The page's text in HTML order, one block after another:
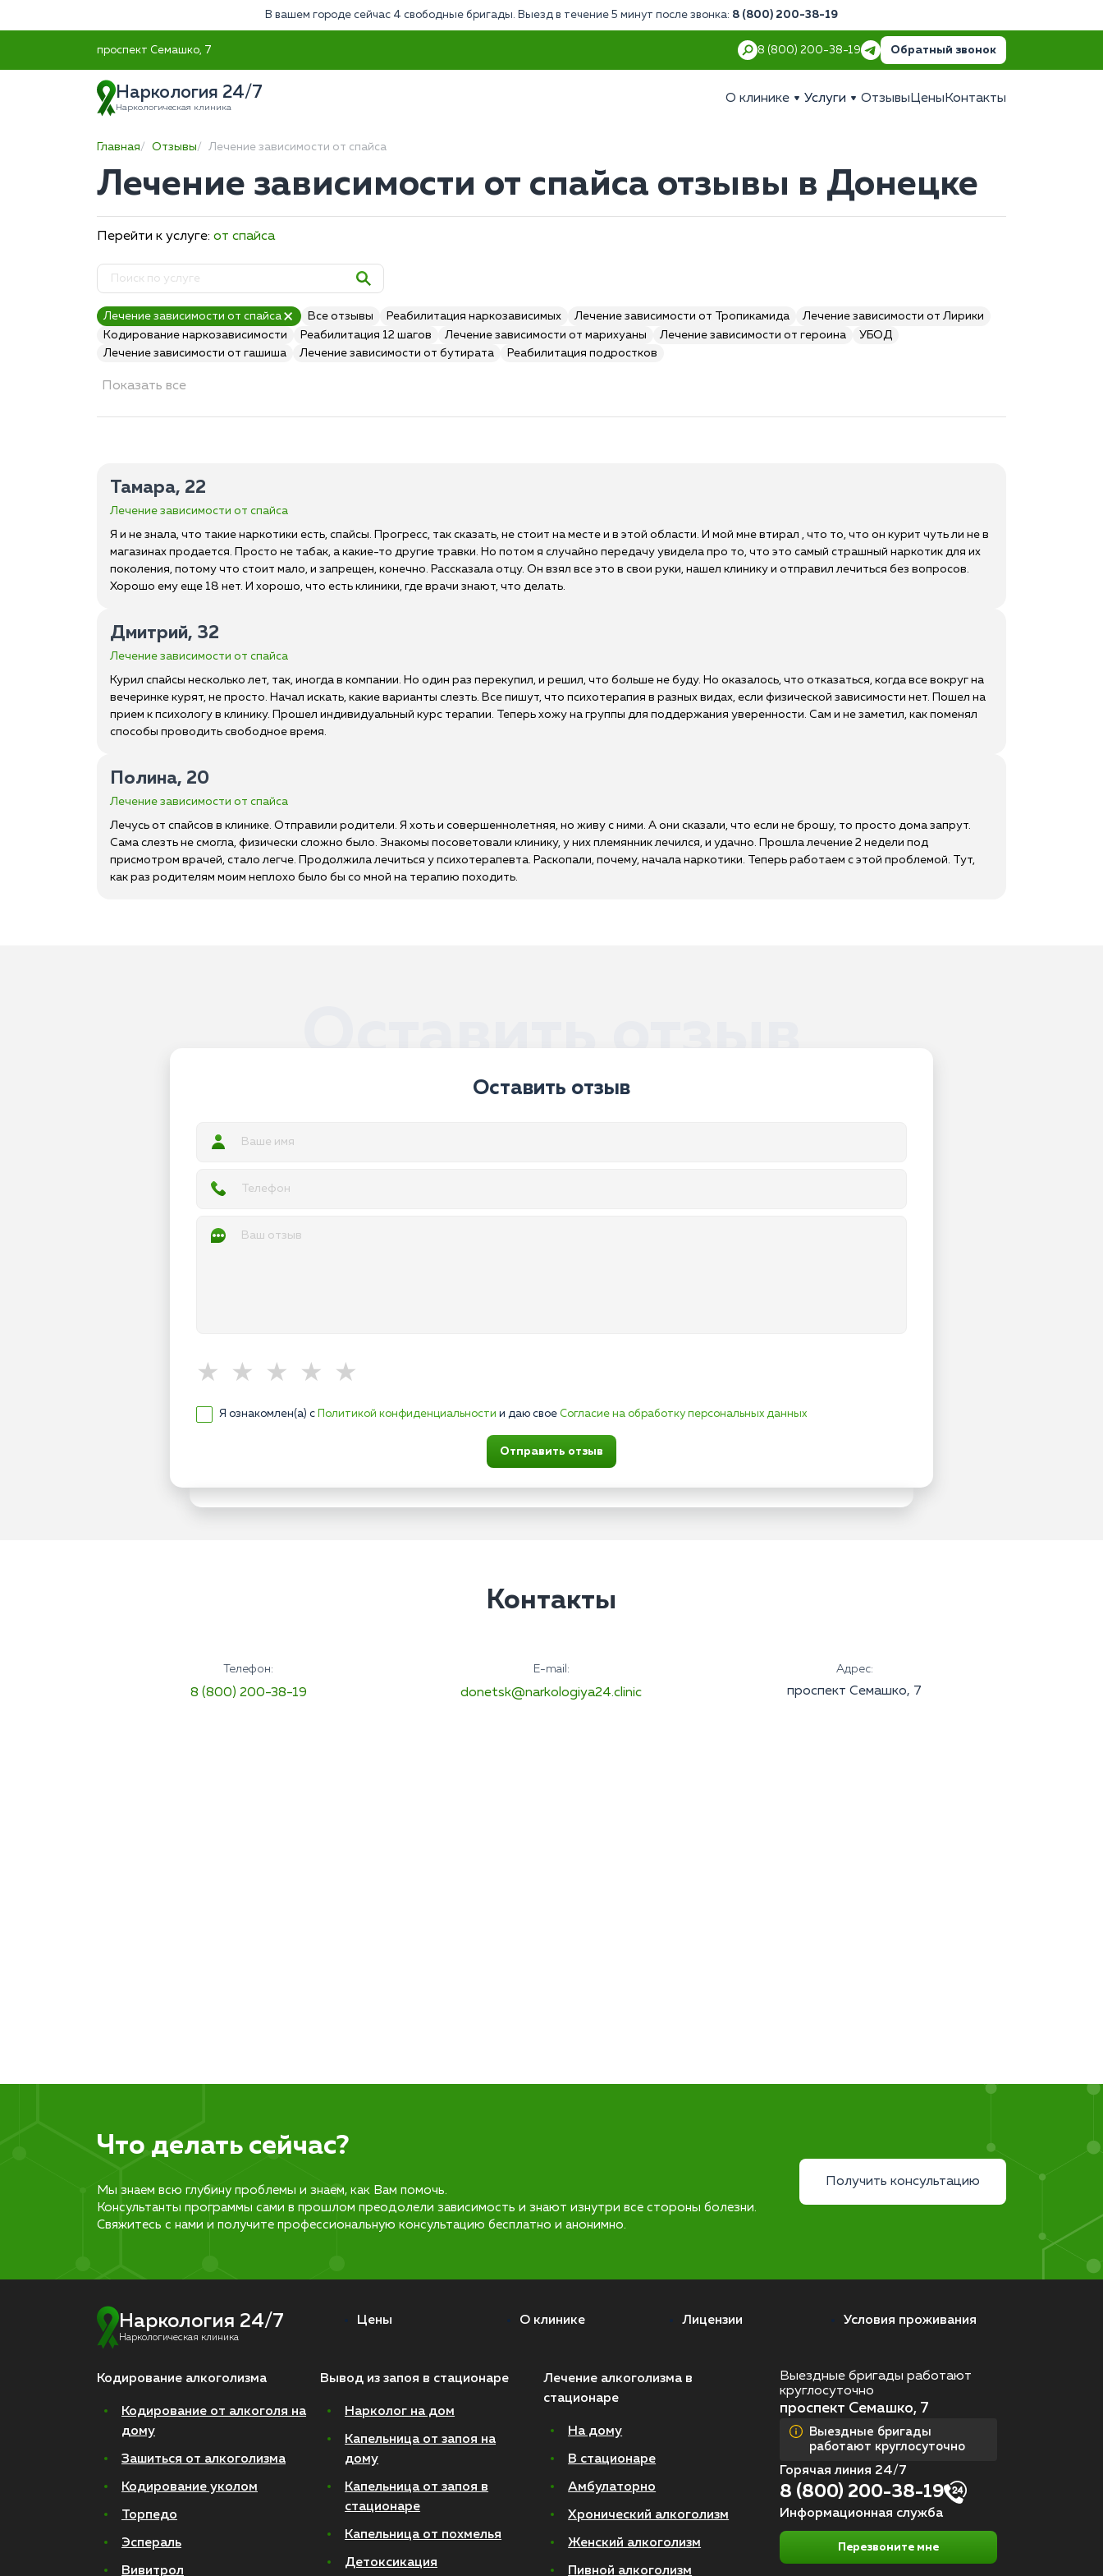
В вашем городе сейчас 4 свободные бригады. Выезд в течение 5 минут после звонка: 8 (800) 200-38-19
проспект Семашко, 7 8 (800) 200-38-19 Обратный звонок
Наркология 24/7
Наркологическая клиника
О клинике Услуги Отзывы Цены Контакты
Главная Отзывы Лечение зависимости от спайса
Лечение зависимости от спайса отзывы в Донецке
Перейти к услуге: от спайса
Лечение зависимости от спайса Все отзывы Реабилитация наркозависимых Лечение зависимости от Тропикамида
Лечение зависимости от Лирики
Кодирование наркозависимости
Реабилитация 12 шагов Лечение зависимости от марихуаны Лечение зависимости от героина
УБОД
Лечение зависимости от гашиша
Лечение зависимости от бутирата Реабилитация подростков
Показать все
Тамара, 22
Лечение зависимости от спайса
Я и не знала, что такие наркотики есть, спайсы. Прогресс, так сказать, не стоит на месте и в этой области. И мой мне втирал , что то, что он курит чуть ли не в
магазинах продается. Просто не табак, а какие-то другие травки. Но потом я случайно передачу увидела про то, что это самый страшный наркотик для их
поколения, потому что стоит мало, и запрещен, конечно. Рассказала отцу. Он взял все это в свои руки, нашел клинику и отправил лечиться без вопросов.
Хорошо ему еще 18 нет. И хорошо, что есть клиники, где врачи знают, что делать.
Дмитрий, 32
Лечение зависимости от спайса
Курил спайсы несколько лет, так, иногда в компании. Но один раз перекупил, и решил, что больше не буду. Но оказалось, что отказаться, когда все вокруг на
вечеринке курят, не просто. Начал искать, какие варианты слезть. Все пишут, что психотерапия в разных видах, если физической зависимости нет. Пошел на
прием к психологу в клинику. Прошел индивидуальный курс терапии. Теперь хожу на группы для поддержания уверенности. Сам и не заметил, как поменял
способы проводить свободное время.
Полина, 20
Лечение зависимости от спайса
Лечусь от спайсов в клинике. Отправили родители. Я хоть и совершеннолетняя, но живу с ними. А они сказали, что если не брошу, то просто дома запрут.
Сама слезть не смогла, физически сложно было. Знакомы посоветовали клинику, у них племянник лечился, и удачно. Прошла лечение 2 недели под
присмотром врачей, стало легче. Продолжила лечиться у психотерапевта. Раскопали, почему, начала наркотики. Теперь работаем с этой проблемой. Тут,
как раз родителям моим неплохо было бы со мной на терапию походить.
Оставить отзыв
Оставить отзыв
Я ознакомлен(а) с Политикой конфиденциальности и даю свое Согласие на обработку персональных данных
Отправить отзыв
Контакты
Телефон:
8 (800) 200-38-19
E-mail:
donetsk@narkologiya24.clinic
Адрес:
проспект Семашко, 7
Что делать сейчас?
Мы знаем всю глубину проблемы и знаем, как Вам помочь.
Консультанты программы сами в прошлом преодолели зависимость и знают изнутри все стороны болезни.
Свяжитесь с нами и получите профессиональную консультацию бесплатно и анонимно.
Получить консультацию
Наркология 24/7
Наркологическая клиника
Цены О клинике Лицензии Условия проживания
Кодирование алкоголизма
Кодирование от алкоголя на
дому
Зашиться от алкоголизма
Кодирование уколом
Торпедо
Эспераль
Вивитрол
Вывод из запоя в стационаре
Нарколог на дом
Капельница от запоя на
дому
Капельница от запоя в
стационаре
Капельница от похмелья
Детоксикация
Лечение алкоголизма в
стационаре
На дому
В стационаре
Амбулаторно
Хронический алкоголизм
Женский алкоголизм
Пивной алкоголизм
Выездные бригады работают
круглосуточно
проспект Семашко, 7
Выездные бригады
работают круглосуточно
Горячая линия 24/7
8 (800) 200-38-19
Информационная служба
Перезвоните мне